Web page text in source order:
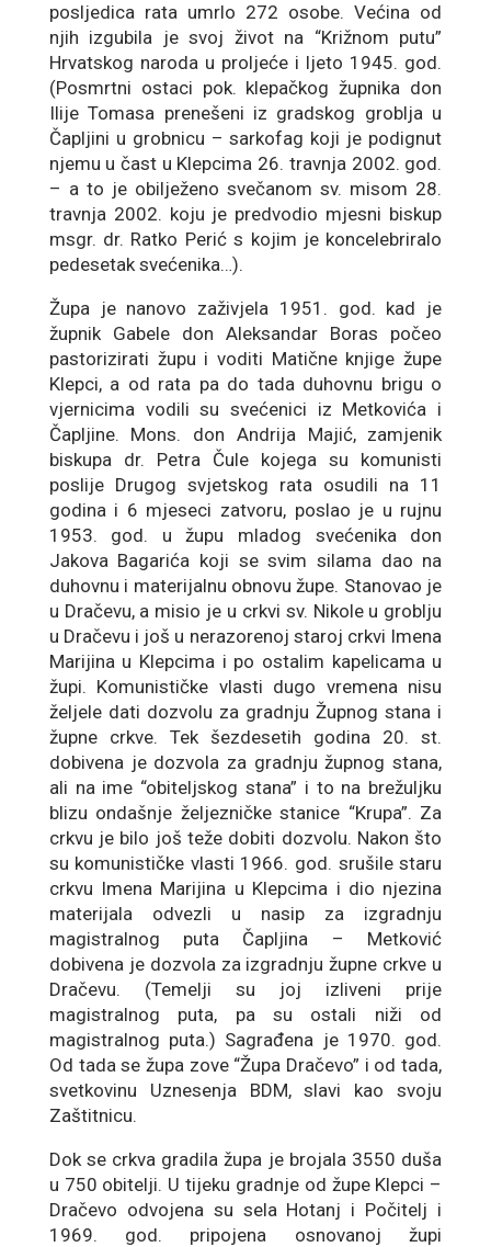
posljedica rata umrlo 272 osobe. Većina od
njih izgubila je svoj život na “Križnom putu”
Hrvatskog naroda u proljeće i ljeto 1945. god.
(Posmrtni ostaci pok. klepačkog župnika don
Ilije Tomasa prenešeni iz gradskog groblja u
Čapljini u grobnicu – sarkofag koji je podignut
njemu u čast u Klepcima 26. travnja 2002. god.
– a to je obilježeno svečanom sv. misom 28.
travnja 2002. koju je predvodio mjesni biskup
msgr. dr. Ratko Perić s kojim je koncelebriralo
pedesetak svećenika…).
Župa je nanovo zaživjela 1951. god. kad je
župnik Gabele don Aleksandar Boras počeo
pastorizirati župu i voditi Matične knjige župe
Klepci, a od rata pa do tada duhovnu brigu o
vjernicima vodili su svećenici iz Metkovića i
Čapljine. Mons. don Andrija Majić, zamjenik
biskupa dr. Petra Čule kojega su komunisti
poslije Drugog svjetskog rata osudili na 11
godina i 6 mjeseci zatvoru, poslao je u rujnu
1953. god. u župu mladog svećenika don
Jakova Bagarića koji se svim silama dao na
duhovnu i materijalnu obnovu župe. Stanovao je
u Dračevu, a misio je u crkvi sv. Nikole u groblju
u Dračevu i još u nerazorenoj staroj crkvi Imena
Marijina u Klepcima i po ostalim kapelicama u
župi. Komunističke vlasti dugo vremena nisu
željele dati dozvolu za gradnju Župnog stana i
župne crkve. Tek šezdesetih godina 20. st.
dobivena je dozvola za gradnju župnog stana,
ali na ime “obiteljskog stana” i to na brežuljku
blizu ondašnje željezničke stanice “Krupa”. Za
crkvu je bilo još teže dobiti dozvolu. Nakon što
su komunističke vlasti 1966. god. srušile staru
crkvu Imena Marijina u Klepcima i dio njezina
materijala odvezli u nasip za izgradnju
magistralnog puta Čapljina – Metković
dobivena je dozvola za izgradnju župne crkve u
Dračevu. (Temelji su joj izliveni prije
magistralnog puta, pa su ostali niži od
magistralnog puta.) Sagrađena je 1970. god.
Od tada se župa zove “Župa Dračevo” i od tada,
svetkovinu Uznesenja BDM, slavi kao svoju
Zaštitnicu.
Dok se crkva gradila župa je brojala 3550 duša
u 750 obitelji. U tijeku gradnje od župe Klepci –
Dračevo odvojena su sela Hotanj i Počitelj i
1969. god. pripojena osnovanoj župi